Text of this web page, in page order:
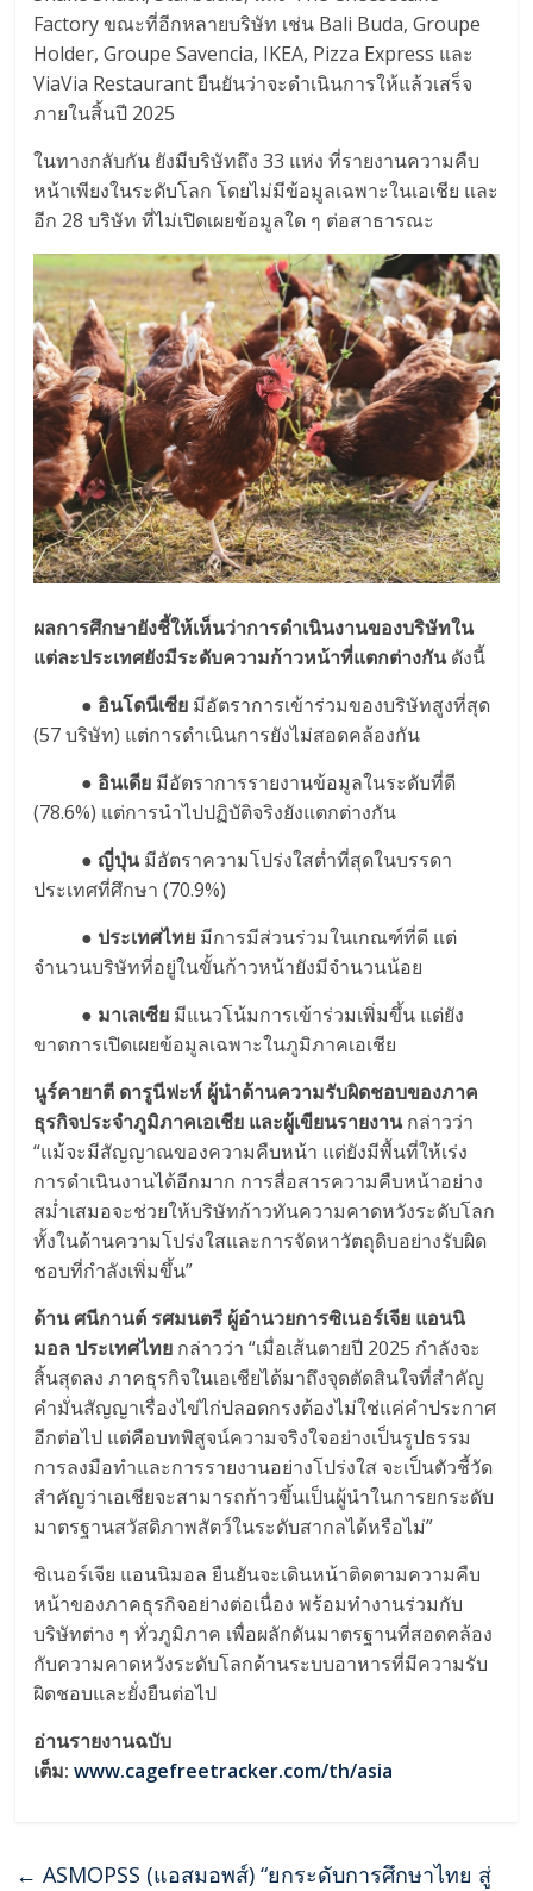
Factory ขณะที่อีกหลายบริษัท เช่น Bali Buda, Groupe
Holder, Groupe Savencia, IKEA, Pizza Express และ
ViaVia Restaurant ยืนยันว่าจะดำเนินการให้แล้วเสร็จ
ภายในสิ้นปี 2025
ในทางกลับกัน ยังมีบริษัทถึง 33 แห่ง ที่รายงานความคืบ
หน้าเพียงในระดับโลก โดยไม่มีข้อมูลเฉพาะในเอเชีย และ
อีก 28 บริษัท ที่ไม่เปิดเผยข้อมูลใด ๆ ต่อสาธารณะ
ผลการศึกษายังชี้ให้เห็นว่าการดำเนินงานของบริษัทใน
แต่ละประเทศยังมีระดับความก้าวหน้าที่แตกต่างกันดังนี้
● อินโดนีเซีย มีอัตราการเข้าร่วมของบริษัทสูงที่สุด
(57 บริษัท) แต่การดำเนินการยังไม่สอดคล้องกัน
● อินเดีย มีอัตราการรายงานข้อมูลในระดับที่ดี
(78.6%) แต่การนำไปปฏิบัติจริงยังแตกต่างกัน
● ญี่ปุ่นมีอัตราความโปร่งใสต่ำที่สุดในบรรดา
ประเทศที่ศึกษา (70.9%)
● ประเทศไทย มีการมีส่วนร่วมในเกณฑ์ที่ดี แต่
จำนวนบริษัทที่อยู่ในขั้นก้าวหน้ายังมีจำนวนน้อย
● มาเลเซีย มีแนวโน้มการเข้าร่วมเพิ่มขึ้น แต่ยัง
ขาดการเปิดเผยข้อมูลเฉพาะในภูมิภาคเอเชีย
นูร์คายาตี ดารูนีฟะห์ ผู้นำด้านความรับผิดชอบของภาค
ธุรกิจประจำภูมิภาคเอเชีย และผู้เขียนรายงานกล่าวว่า
“แม้จะมีสัญญาณของความคืบหน้า แต่ยังมีพื้นที่ให้เร่ง
การดำเนินงานได้อีกมาก การสื่อสารความคืบหน้าอย่าง
สม่ำเสมอจะช่วยให้บริษัทก้าวทันความคาดหวังระดับโลก
ทั้งในด้านความโปร่งใสและการจัดหาวัตถุดิบอย่างรับผิด
ชอบที่กำลังเพิ่มขึ้น”
ด้าน ศนีกานต์ รศมนตรี ผู้อำนวยการซิเนอร์เจีย แอนนิ
มอล ประเทศไทย กล่าวว่า “เมื่อเส้นตายปี 2025 กำลังจะ
สิ้นสุดลง ภาคธุรกิจในเอเชียได้มาถึงจุดตัดสินใจที่สำคัญ
คำมั่นสัญญาเรื่องไข่ไก่ปลอดกรงต้องไม่ใช่แค่คำประกาศ
อีกต่อไป แต่คือบทพิสูจน์ความจริงใจอย่างเป็นรูปธรรม
การลงมือทำและการรายงานอย่างโปร่งใส จะเป็นตัวชี้วัด
สำคัญว่าเอเชียจะสามารถก้าวขึ้นเป็นผู้นำในการยกระดับ
มาตรฐานสวัสดิภาพสัตว์ในระดับสากลได้หรือไม่”
ซิเนอร์เจีย แอนนิมอล ยืนยันจะเดินหน้าติดตามความคืบ
หน้าของภาคธุรกิจอย่างต่อเนื่อง พร้อมทำงานร่วมกับ
บริษัทต่าง ๆ ทั่วภูมิภาค เพื่อผลักดันมาตรฐานที่สอดคล้อง
กับความคาดหวังระดับโลกด้านระบบอาหารที่มีความรับ
ผิดชอบและยั่งยืนต่อไป
อ่านรายงานฉบับ
เต็ม:www.cagefreetracker.com/th/asia
← ASMOPSS (แอสมอพส์) “ยกระดับการศึกษาไทย สู่